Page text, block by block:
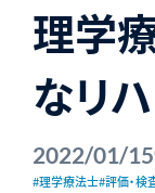
理学
なリ
2022/01/15
#理学療法士#評価・検